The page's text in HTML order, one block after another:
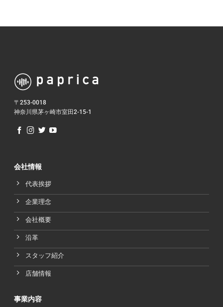
〒253-0018
神奈川県茅ヶ崎市室田2-15-1
会社情報
代表挨拶
企業理念
会社概要
沿革
スタッフ紹介
店舗情報
事業内容